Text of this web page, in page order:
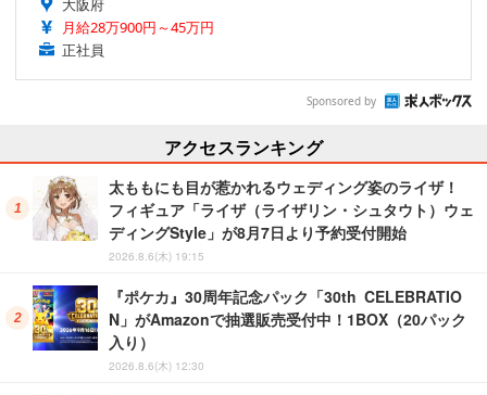
大阪府
月給28万900円～45万円
正社員
Sponsored by
アクセスランキング
太ももにも目が惹かれるウェディング姿のライザ！
フィギュア「ライザ（ライザリン・シュタウト）ウェ
ディングStyle」が8月7日より予約受付開始
2026.8.6(木) 19:15
『ポケカ』30周年記念パック「30th CELEBRATIO
N」がAmazonで抽選販売受付中！1BOX（20パック
入り）
2026.8.6(木) 12:30